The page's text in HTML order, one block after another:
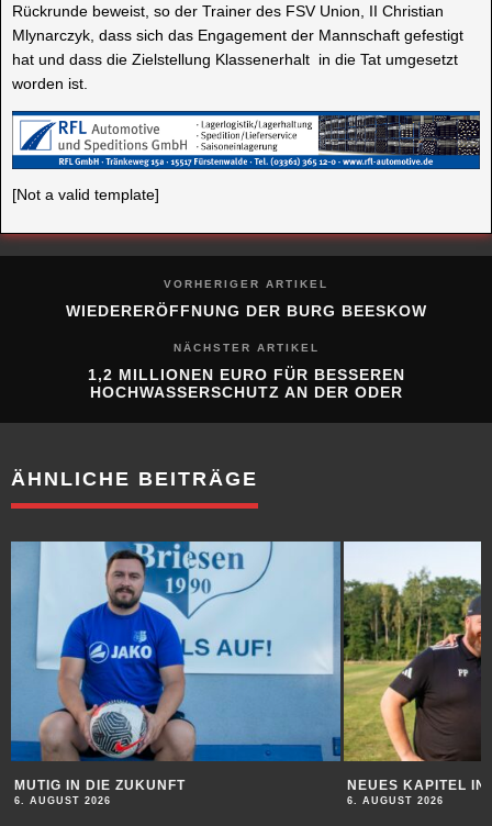
Rückrunde beweist, so der Trainer des FSV Union, II Christian
Mlynarczyk, dass sich das Engagement der Mannschaft gefestigt
hat und dass die Zielstellung Klassenerhalt in die Tat umgesetzt
worden ist.
[Not a valid template]
VORHERIGER ARTIKEL
WIEDERERÖFFNUNG DER BURG BEESKOW
NÄCHSTER ARTIKEL
1,2 MILLIONEN EURO FÜR BESSEREN
HOCHWASSERSCHUTZ AN DER ODER
ÄHNLICHE BEITRÄGE
MUTIG IN DIE ZUKUNFT
6. AUGUST 2026
NEUES KAPITEL IN
6. AUGUST 2026